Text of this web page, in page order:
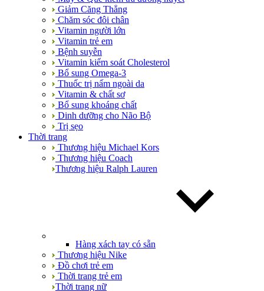
Giảm Căng Thẳng
Chăm sóc đôi chân
Vitamin người lớn
Vitamin trẻ em
Bệnh suyễn
Vitamin kiểm soát Cholesterol
Bổ sung Omega-3
Thuốc trị nấm ngoài da
Vitamin & chất sơ
Bổ sung khoáng chất
Dinh dưỡng cho Não Bộ
Trị sẹo
Thời trang
Thương hiệu Michael Kors
Thương hiệu Coach
Thương hiệu Ralph Lauren
Hàng xách tay có sẵn
Thương hiệu Nike
Đồ chơi trẻ em
Thời trang trẻ em
Thời trang nữ